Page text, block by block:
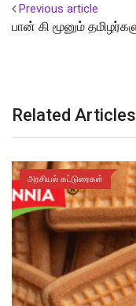
Previous article
பான் கி மூனும்
Related Articles
அரசியல் கட்டுரைகள்